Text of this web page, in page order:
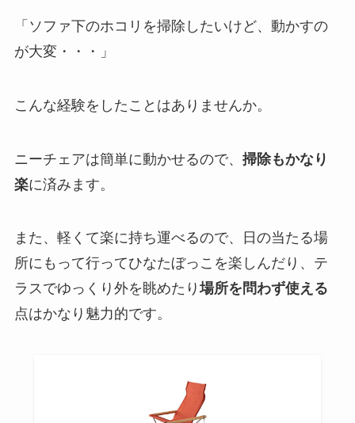
「ソファ下のホコリを掃除したいけど、動かすの
が大変・・・」
こんな経験をしたことはありませんか。
ニーチェアは簡単に動かせるので、 掃除もかなり
楽に済みます。
また、軽くて楽に持ち運べるので、日の当たる場
所にもって行ってひなたぼっこを楽しんだり、テ
ラスでゆっくり外を眺めたり場所を問わず使える
点はかなり魅力的です。